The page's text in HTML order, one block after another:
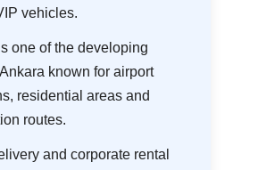
vehicles.
one of the developing
known for airport
residential areas and
routes.
and corporate rental